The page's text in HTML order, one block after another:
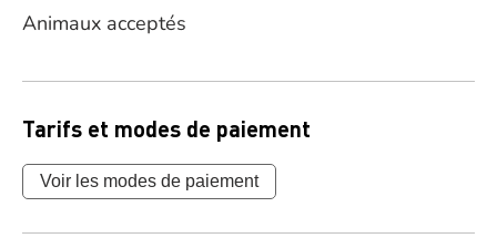
Animaux acceptés
Tarifs et modes de paiement
Voir les modes de paiement